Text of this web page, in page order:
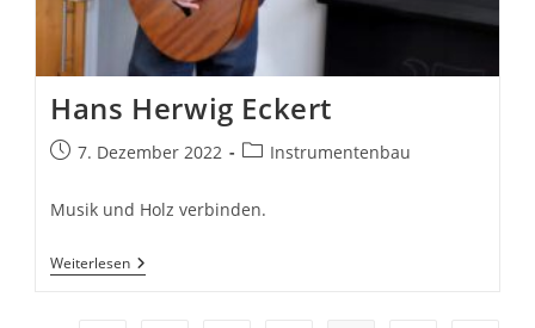
Hans Herwig Eckert
Beitrag7. Dezember 2022
Beitrags-
Instrumentenbau
Musik und Holz verbinden.
WeiterlesenHans
Herwig